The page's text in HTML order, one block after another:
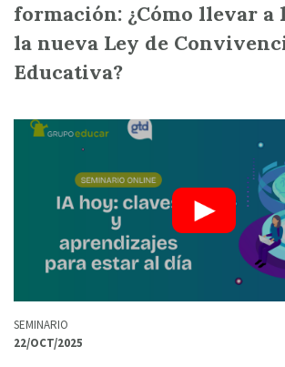
formación: ¿Cómo llevar a
la nueva Ley de
Educativa?
SEMINARIO
22/OCT/2025